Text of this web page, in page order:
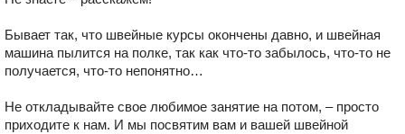
Бывает так, что швейные курсы окончены давно, и швейная
машина пылится на полке, так как что-то забылось, что-то не
получается, что-то непонятно…
Не откладывайте свое любимое занятие на потом, – просто
приходите к нам. И мы посвятим вам и вашей швейной